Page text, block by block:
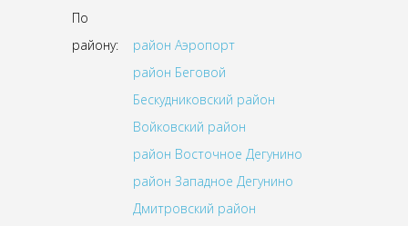
По
району:
район Аэропорт
район Беговой
Бескудниковский район
Войковский район
район Восточное Дегунино
район Западное Дегунино
Дмитровский район